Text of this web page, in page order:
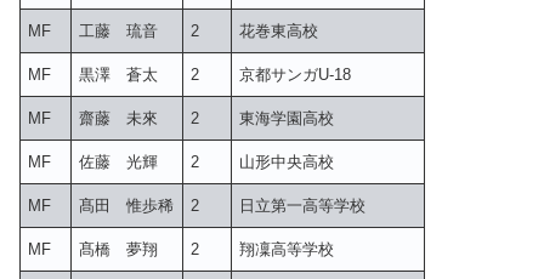
MF 工藤 琉音 2 花巻東高校
MF 黒澤 蒼太 2 京都サンガU-18
MF 齋藤 未來 2 東海学園高校
MF 佐藤 光輝 2 山形中央高校
MF 髙田 惟歩稀 2 日立第一高等学校
MF 髙橋 夢翔 2 翔凜高等学校